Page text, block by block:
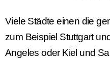
Viele Städte einen die
zum Beispiel Stuttgart
Angeles oder Kiel und